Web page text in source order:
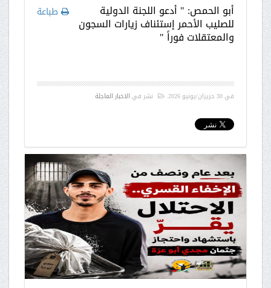
طباعة أبو الحمص: " أدعو اللجنة الدولية
للصليب الأحمر إستئناف زيارات السجون
والمعتقلات فوراً "
في30 حزيران/يونيو 2026 . نشر في الاخبار العاجلة